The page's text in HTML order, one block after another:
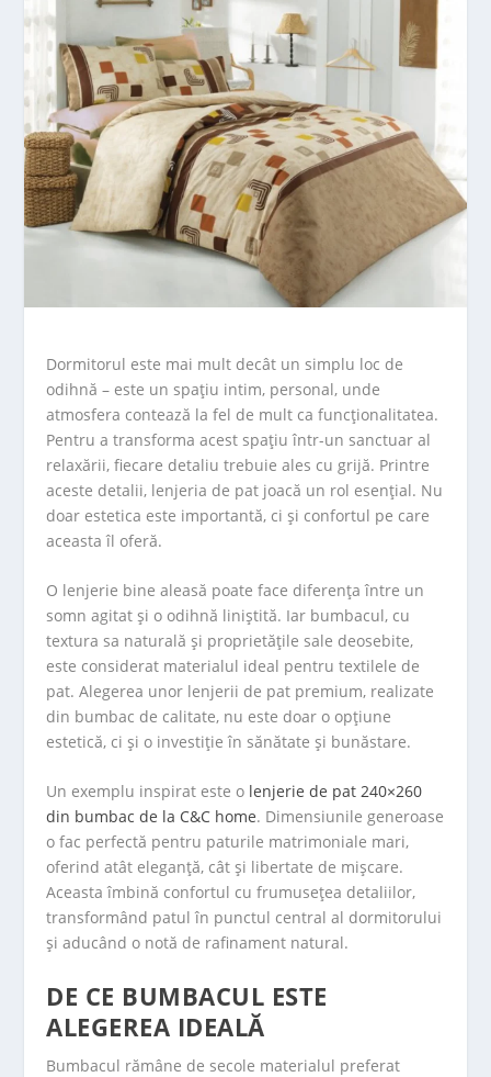
Dormitorul este mai mult decât un simplu loc de
odihnă – este un spațiu intim, personal, unde
atmosfera contează la fel de mult ca funcționalitatea.
Pentru a transforma acest spațiu într-un sanctuar al
relaxării, fiecare detaliu trebuie ales cu grijă. Printre
aceste detalii, lenjeria de pat joacă un rol esențial. Nu
doar estetica este importantă, ci și confortul pe care
aceasta îl oferă.
O lenjerie bine aleasă poate face diferența între un
somn agitat și o odihnă liniștită. Iar bumbacul, cu
textura sa naturală și proprietățile sale deosebite,
este considerat materialul ideal pentru textilele de
pat. Alegerea unor lenjerii de pat premium, realizate
din bumbac de calitate, nu este doar o opțiune
estetică, ci și o investiție în sănătate și bunăstare.
Un exemplu inspirat este o lenjerie de pat 240×260
din bumbac de la C&C home. Dimensiunile generoase
o fac perfectă pentru paturile matrimoniale mari,
oferind atât eleganță, cât și libertate de mișcare.
Aceasta îmbină confortul cu frumusețea detaliilor,
transformând patul în punctul central al dormitorului
și aducând o notă de rafinament natural.
DE CE BUMBACUL ESTE
ALEGEREA IDEALĂ
Bumbacul rămâne de secole materialul preferat